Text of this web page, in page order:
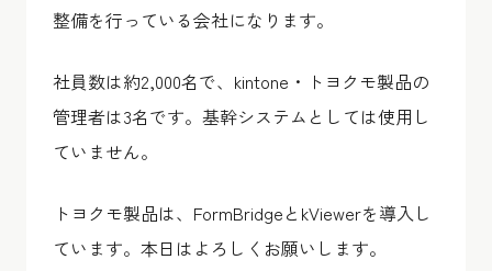
整備を行っている会社になります。
社員数は約2,000名で、kintone・トヨクモ製品の
管理者は3名です。基幹システムとしては使用し
ていません。
トヨクモ製品は、FormBridgeとkViewerを導入し
ています。本日はよろしくお願いします。